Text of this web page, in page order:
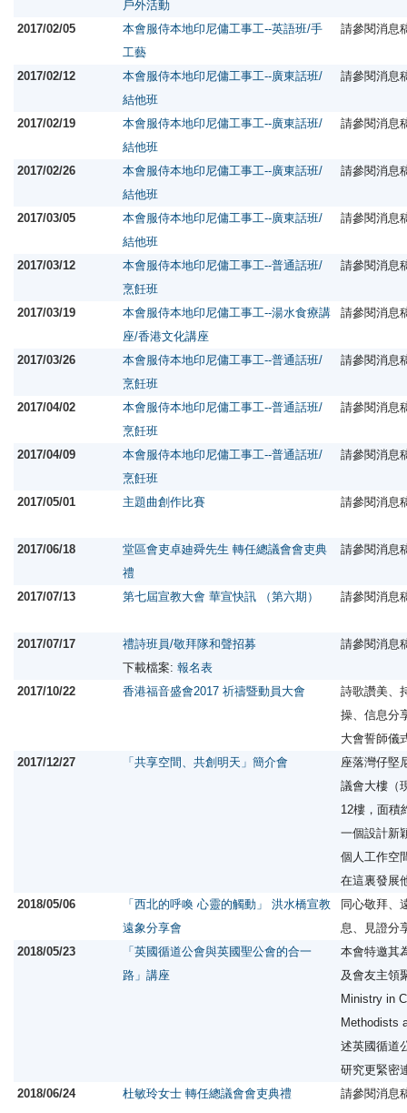
戶外活動
2017/02/05
本會服侍本地印尼傭工事工--英語班/手
工藝
請參閱消息
2017/02/12
本會服侍本地印尼傭工事工--廣東話班/
結他班
請參閱消息
2017/02/19
本會服侍本地印尼傭工事工--廣東話班/
結他班
請參閱消息
2017/02/26
本會服侍本地印尼傭工事工--廣東話班/
結他班
請參閱消息
2017/03/05
本會服侍本地印尼傭工事工--廣東話班/
結他班
請參閱消息
2017/03/12
本會服侍本地印尼傭工事工--普通話班/
烹飪班
請參閱消息
2017/03/19
本會服侍本地印尼傭工事工--湯水食療講
座/香港文化講座
請參閱消息
2017/03/26
本會服侍本地印尼傭工事工--普通話班/
烹飪班
請參閱消息
2017/04/02
本會服侍本地印尼傭工事工--普通話班/
烹飪班
請參閱消息
2017/04/09
本會服侍本地印尼傭工事工--普通話班/
烹飪班
請參閱消息
2017/05/01 主題曲創作比賽 請參閱消息
2017/06/18
堂區會吏卓廸舜先生 轉任總議會會吏典
禮
請參閱消息
2017/07/13 第七屆宣教大會 華宣快訊 （第六期） 請參閱消息
2017/07/17
禮詩班員/敬拜隊和聲招募
下載檔案: 報名表
請參閱消息
2017/10/22 香港福音盛會2017 祈禱暨動員大會
詩歌讚美、
操、信息分
大會誓師
2017/12/27
「共享空間、共創明天」簡介會
座落灣仔堅
議會大樓（
12樓，面積
一個設計新
個人工作空
在這裏發展
2018/05/06
「西北的呼喚 心靈的觸動」 洪水橋宣教
遠象分享會
同心敬拜、
息、見證分
2018/05/23
「英國循道公會與英國聖公會的合一
路」講座
本會特邀其
及會友主領
Ministry in
Methodists
述英國循道
研究更緊密
2018/06/24
杜敏玲女士 轉任總議會會吏典禮 請參閱消息